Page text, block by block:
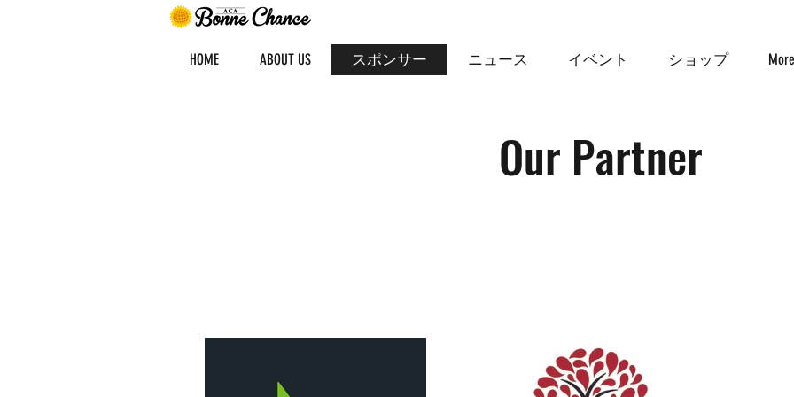
HOME ABOUT US スポンサー ニュース イベント ショップ More
Our Partner